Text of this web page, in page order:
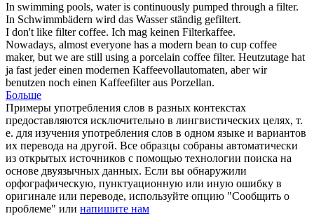
In swimming pools, water is continuously pumped through a filter.
In Schwimmbädern wird das Wasser ständig gefiltert.
I don't like filtercoffee. Ich mag keinen Filterkaffee.
Nowadays, almost everyone has a modern bean to cup coffee
maker, but we are still using a porcelain coffee filter. Heutzutage hat
ja fast jeder einen modernen Kaffeevollautomaten, aber wir
benutzen noch einen Kaffeefilter aus Porzellan.
Больше
Примеры употребления слов в разных контекстах
предоставляются исключительно в лингвистических целях, т.
е. для изучения употребления слов в одном языке и вариантов
их перевода на другой. Все образцы собраны автоматически
из открытых источников с помощью технологии поиска на
основе двуязычных данных. Если вы обнаружили
орфографическую, пунктуационную или иную ошибку в
оригинале или переводе, используйте опцию "Сообщить о
проблеме" или напишите нам